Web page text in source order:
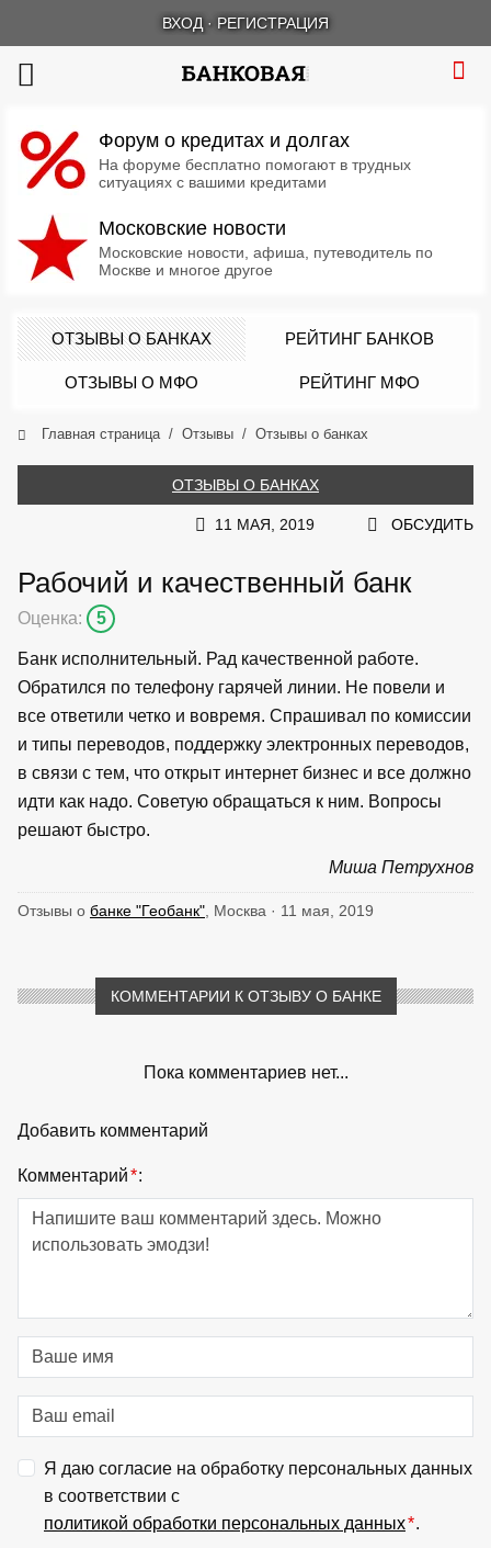
ВХОД · РЕГИСТРАЦИЯ
Форум о кредитах и долгах
На форуме бесплатно помогают в трудных
ситуациях с вашими кредитами
Московские новости
Московские новости, афиша, путеводитель по
Москве и многое другое
ОТЗЫВЫ О БАНКАХ РЕЙТИНГ БАНКОВ
ОТЗЫВЫ О МФО РЕЙТИНГ МФО
Главная страница Отзывы Отзывы о банках
ОТЗЫВЫ О БАНКАХ
11 МАЯ, 2019 ОБСУДИТЬ
Рабочий и качественный банк
Оценка: 5
Банк исполнительный. Рад качественной работе.
Обратился по телефону гарячей линии. Не повели и
все ответили четко и вовремя. Спрашивал по комиссии
и типы переводов, поддержку электронных переводов,
в связи с тем, что открыт интернет бизнес и все должно
идти как надо. Советую обращаться к ним. Вопросы
решают быстро.
Миша Петрухнов
Отзывы о банке "Геобанк" , Москва · 11 мая, 2019
КОММЕНТАРИИ К ОТЗЫВУ О БАНКЕ
Пока комментариев нет...
Добавить комментарий
Комментарий*:
Я даю согласие на обработку персональных данных
в соответствии с
политикой обработки персональных данных*.